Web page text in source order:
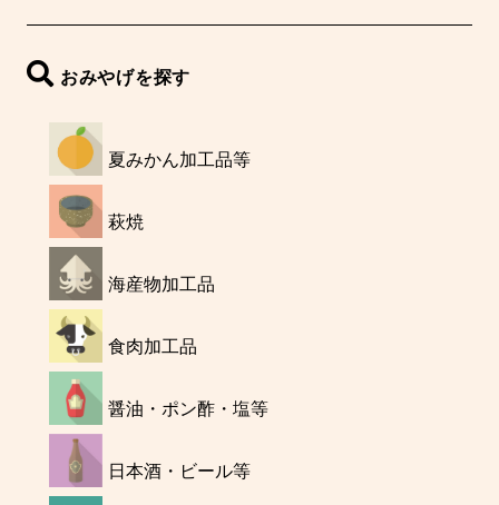
おみやげを探す
夏みかん加工品等
萩焼
海産物加工品
食肉加工品
醤油・ポン酢・塩等
日本酒・ビール等